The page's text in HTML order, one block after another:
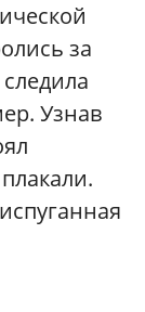
за
Узнав